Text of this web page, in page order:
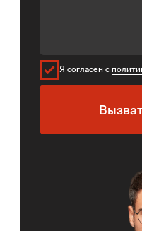
Закажите
Во время замера у вас
Продемонстрируем
Проконсультируем по
Создадим 3D-проект и